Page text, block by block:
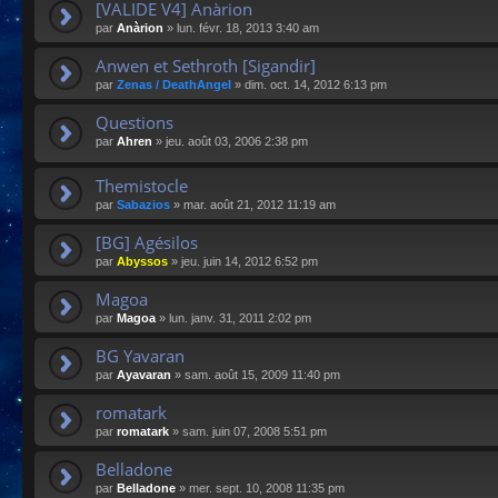
[VALIDE V4] Anàrion
par Anàrion » lun. févr. 18, 2013 3:40 am
Anwen et Sethroth [Sigandir]
par Zenas / DeathAngel » dim. oct. 14, 2012 6:13 pm
Questions
par Ahren » jeu. août 03, 2006 2:38 pm
Themistocle
par Sabazios » mar. août 21, 2012 11:19 am
[BG] Agésilos
par Abyssos » jeu. juin 14, 2012 6:52 pm
Magoa
par Magoa » lun. janv. 31, 2011 2:02 pm
BG Yavaran
par Ayavaran » sam. août 15, 2009 11:40 pm
romatark
par romatark » sam. juin 07, 2008 5:51 pm
Belladone
par Belladone » mer. sept. 10, 2008 11:35 pm